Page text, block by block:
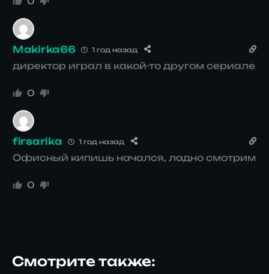
Makirka66 1 год назад
директор играл в какой-то другом сериале
0
firsarika 1 год назад
Офисный кипишь начался, ладно смотрим
0
Смотрите также: